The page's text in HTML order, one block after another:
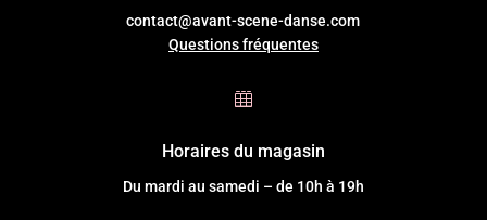
contact@avant-scene-danse.com
Questions fréquentes

Horaires du magasin
Du mardi au samedi – de 10h à 19h